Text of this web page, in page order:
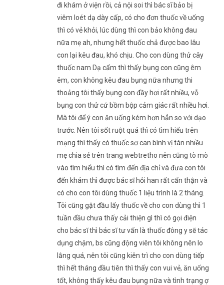
đi khám ở viện rồi, cả nội soi thì bác sĩ bảo bị
viêm loét dạ dày cấp, có cho đơn thuốc về uống
thì có vẻ khỏi, lúc dùng thì con bảo không đau
nữa mẹ ah, nhưng hết thuốc chả được bao lâu
con lại kêu đau, khó chịu. Cho con dùng thử cây
thuốc nam Dạ cẩm thì thấy bụng con cũng êm
êm, con không kêu đau bụng nữa nhưng thi
thoảng tôi thấy bụng con đầy hơi rất nhiều, vỗ
bụng con thử cứ bồm bộp cảm giác rất nhiều hơi.
Mà tôi để ý con ăn uống kém hơn hẳn so với dạo
trước. Nên tôi sốt ruột quá thì có tìm hiểu trên
mạng thì thấy có thuốc sơ can bình vị tán nhiều
mẹ chia sẻ trên trang webtretho nên cũng tò mò
vào tìm hiểu thì có tìm đến địa chỉ và đưa con tôi
đến khám thì được bác sĩ hỏi han rất cẩn thận và
có cho con tôi dùng thuốc 1 liệu trình là 2 tháng.
Tôi cũng gật đầu lấy thuốc về cho con dùng thì 1
tuần đầu chưa thấy cải thiện gì thì có gọi điện
cho bác sĩ thì bác sĩ tư vấn là thuốc đông y sẽ tác
dụng chậm, bs cũng động viên tôi không nên lo
lắng quá, nên tôi cũng kiên trì cho con dùng tiếp
thì hết tháng đầu tiên thì thấy con vui vẻ, ăn uống
tốt, không thấy kêu đau bụng nữa và tình trạng ợ